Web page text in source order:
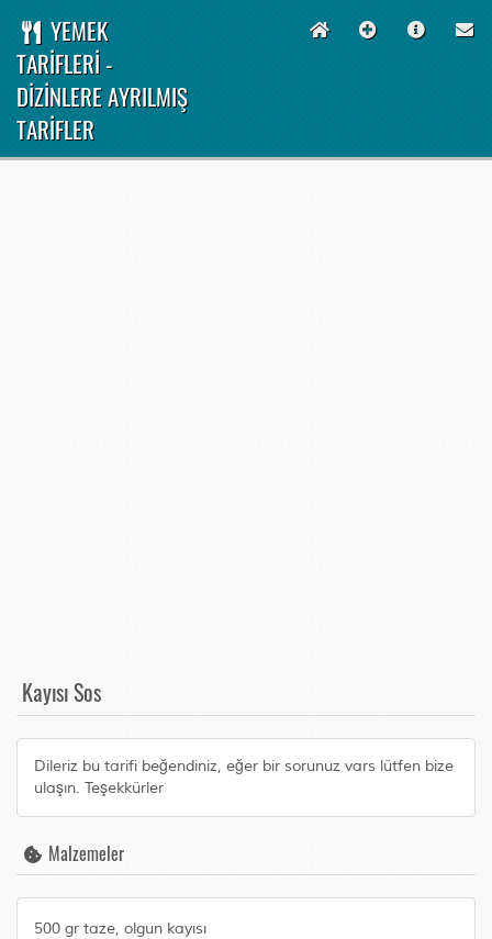
YEMEK
TARİFLERİ -
DİZİNLERE AYRILMIŞ
TARİFLER
Kayısı Sos
Dileriz bu tarifi beğendiniz, eğer bir sorunuz vars lütfen bize
ulaşın. Teşekkürler
Malzemeler
500 gr taze, olgun kayısı